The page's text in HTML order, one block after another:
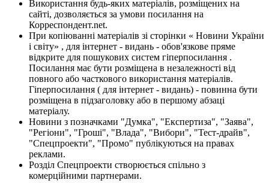
Використання будь-яких матеріалів, розміщених на
сайті, дозволяється за умови посилання на
Корреспондент.net.
При копіюванні матеріалів зі сторінки « Новини України
і світу» , для інтернет - видань - обов'язкове пряме
відкрите для пошукових систем гіперпосилання .
Посилання має бути розміщена в незалежності від
повного або часткового використання матеріалів.
Гіперпосилання ( для інтернет - видань) - повинна бути
розміщена в підзаголовку або в першому абзаці
матеріалу.
Новини з позначками "Думка", "Експертиза", "Заява",
"Регіони", "Гроші", "Влада", "Вибори", "Тест-драйв",
"Спецпроекти", "Промо" публікуються на правах
реклами.
Розділ Спецпроекти створюється спільно з
комерційними партнерами.